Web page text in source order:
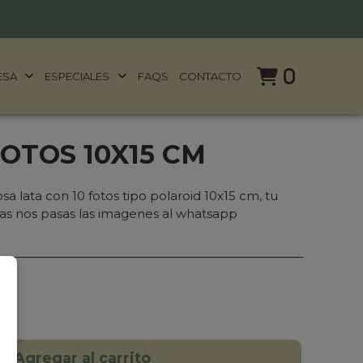
ESPECIALES FAQS CONTACTO 0
10X15 CM
lata con 10 fotos tipo polaroid 10x15 cm, tu
nos pasas las imagenes al whatsapp
Agregar al carrito